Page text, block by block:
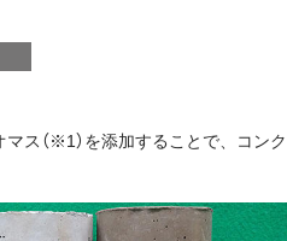
ス（※1）を添加することで、コン